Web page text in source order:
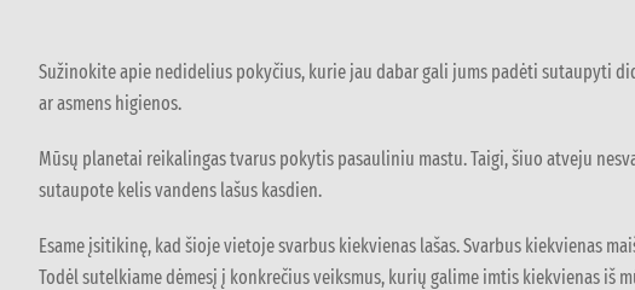
Sužinokite apie nedidelius pokyčius, kurie jau dabar gali jums padėti sutaupyti
ar asmens higienos.
Mūsų planetai reikalingas tvarus pokytis pasauliniu mastu. Taigi, šiuo atveju
sutaupote kelis vandens lašus kasdien.
Esame įsitikinę, kad šioje vietoje svarbus kiekvienas lašas. Svarbus kiekvienas
Todėl sutelkiame dėmesį į konkrečius veiksmus, kurių galime imtis kiekvienas iš